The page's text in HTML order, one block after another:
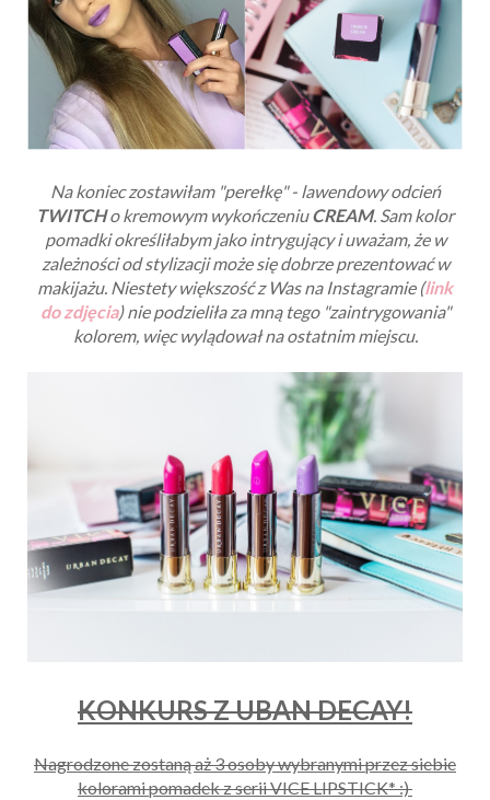
Na koniec zostawiłam "perełkę" - lawendowy odcień
TWITCHo kremowym wykończeniuCREAM. Sam kolor
pomadki określiłabym jako intrygujący i uważam, że w
zależności od stylizacji może się dobrze prezentować w
makijażu. Niestety większość z Was na Instagramie (link
do zdjęcia) nie podzieliła za mną tego "zaintrygowania"
kolorem, więc wylądował na ostatnim miejscu.
KONKURS Z UBAN DECAY!
Nagrodzone zostaną aż 3 osoby wybranymi przez siebie
kolorami pomadek z serii VICE LIPSTICK* :)